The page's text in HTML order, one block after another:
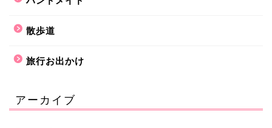
散歩道
旅行お出かけ
アーカイブ